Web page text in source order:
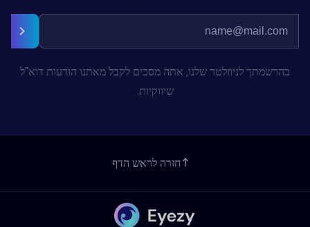
בהרשמתך לניוזלטר שלנו, אתה מסכים לקבל מאתנו הודעות דוא"ל
שיווקיות.
חזרה לראש הדף